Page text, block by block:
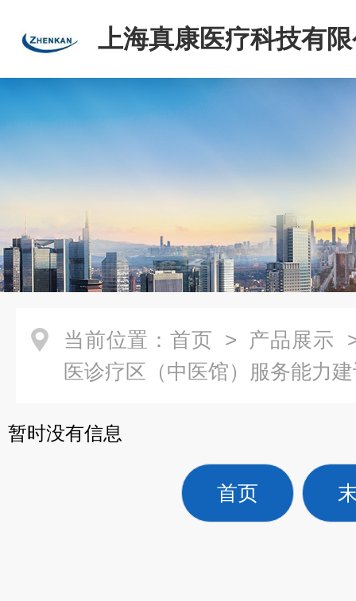
上海真康医疗科技有
当前位置： 首页 > 产品展示
医诊疗区（中医馆）服务能力
暂时没有信息
首页